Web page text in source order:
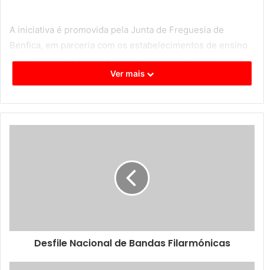
A iniciativa é promovida pela Junta de Freguesia de
Benfica, em parceria com os estabelecimentos de ensino
públicos e privados da freguesia, com o objectivo
de divulgar e incentivar o desporto entre a comunidade
badminton, futsal, natação, judo, voleibol, basquetebol e
corta-mato. A competição anual é disputada em três
partes: Dezembro, Março e Junho.
Ver mais
Desfile Nacional de Bandas Filarmónicas